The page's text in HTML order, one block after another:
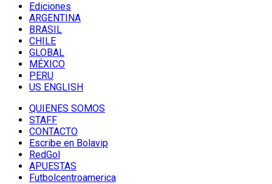
Ediciones
ARGENTINA
BRASIL
CHILE
GLOBAL
MÉXICO
PERU
US ENGLISH
QUIENES SOMOS
STAFF
CONTACTO
Escribe en Bolavip
RedGol
APUESTAS
Futbolcentroamerica